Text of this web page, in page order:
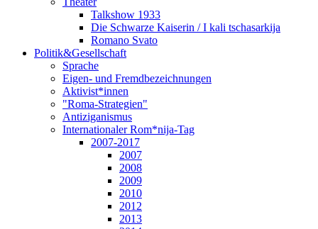
Talkshow 1933
Die Schwarze Kaiserin / I kali tschasarkija
Romano Svato
Politik&Gesellschaft
Sprache
Eigen- und Fremdbezeichnungen
Aktivist*innen
"Roma-Strategien"
Antiziganismus
Internationaler Rom*nija-Tag
2007-2017
2007
2008
2009
2010
2012
2013